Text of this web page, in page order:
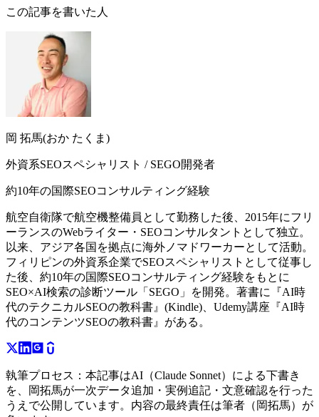
この記事を書いた人
岡 拓馬(おか たくま)
外資系SEOスペシャリスト / SEGO開発者
約10年の国際SEOコンサルティング経験
航空自衛隊で航空機整備員として勤務した後、2015年にフリ
ーランスのWebライター・SEOコンサルタントとして独立。
以来、アジア各国を拠点に海外ノマドワーカーとして活動。
フィリピンの外資系企業でSEOスペシャリストとして従事し
た後、約10年の国際SEOコンサルティング経験をもとに
SEO×AI検索の診断ツール「SEGO」を開発。著書に『AI時
代のテクニカルSEOの教科書』(Kindle)、Udemy講座『AI時
代のコンテンツSEOの教科書』がある。
執筆プロセス： 本記事はAI（Claude Sonnet）による下書き
を、岡拓馬が一次データ追加・実例追記・文意確認を行った
うえで公開しています。内容の最終責任は筆者（岡拓馬）が